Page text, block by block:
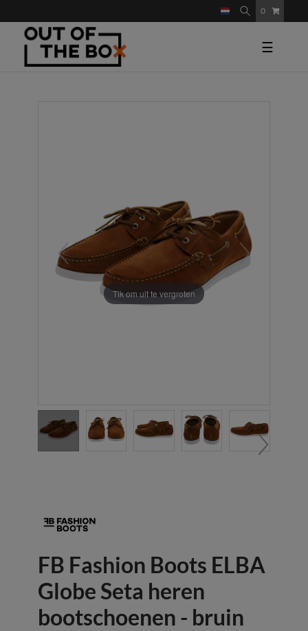
0
☰
Tik om uit te vergroten
FB Fashion Boots ELBA
Globe Seta heren
bootschoenen - bruin